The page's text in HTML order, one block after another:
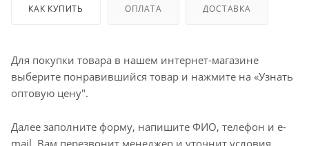
КАК КУПИТЬ ОПЛАТА ДОСТАВКА
Для покупки товара в нашем интернет-магазине
выберите понравившийся товар и нажмите на «Узнать
оптовую цену".
Далее заполните форму, напишите ФИО, телефон и e-
mail. Вам перезвонит менеджер и уточнит условия